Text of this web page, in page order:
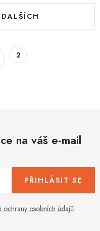
2
na váš e-mail
ochrany osobních údajů
PŘIHLÁSIT SE